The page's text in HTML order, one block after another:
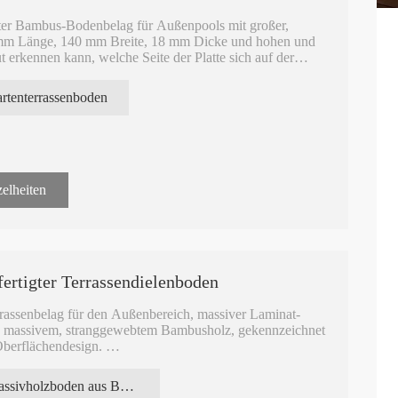
Bambus-Bodenbelag für Außenpools mit großer,
Länge, 140 mm Breite, 18 mm Dicke und hohen und
erkennen kann, welche Seite der Platte sich auf der
für Fußböden im Außenbereich, hergestellt aus
für den Hotelbau und die Dekoration. Gut
Terrassendielenboden
für den Außenbereich, massiver Laminat-
stranggewebtem Bambusholz, gekennzeichnet
ISO14001, ISO19001, FSC, INTERTEK, EPH,
robust, hart und langlebig. Sie eignen sich
Massivholzboden aus Bambus